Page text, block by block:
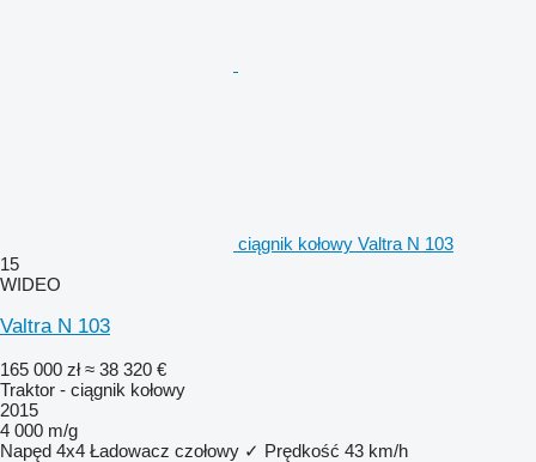
ciągnik kołowy Valtra N 103
15
WIDEO
Valtra N 103
165 000 zł ≈ 38 320 €
Traktor - ciągnik kołowy
2015
4 000 m/g
Napęd 4x4 Ładowacz czołowy ✓ Prędkość 43 km/h